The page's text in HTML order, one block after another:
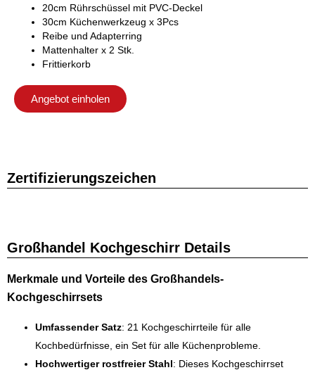
20cm Rührschüssel mit PVC-Deckel
30cm Küchenwerkzeug x 3Pcs
Reibe und Adapterring
Mattenhalter x 2 Stk.
Frittierkorb
Angebot einholen
Zertifizierungszeichen
Großhandel Kochgeschirr Details
Merkmale und Vorteile des Großhandels-
Kochgeschirrsets
Umfassender Satz: 21 Kochgeschirrteile für alle
Kochbedürfnisse, ein Set für alle Küchenprobleme.
Hochwertiger rostfreier Stahl: Dieses Kochgeschirrset